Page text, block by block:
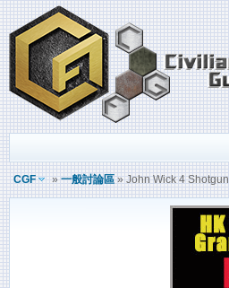
CGF »一般討論區» John Wick 4 Shotgun